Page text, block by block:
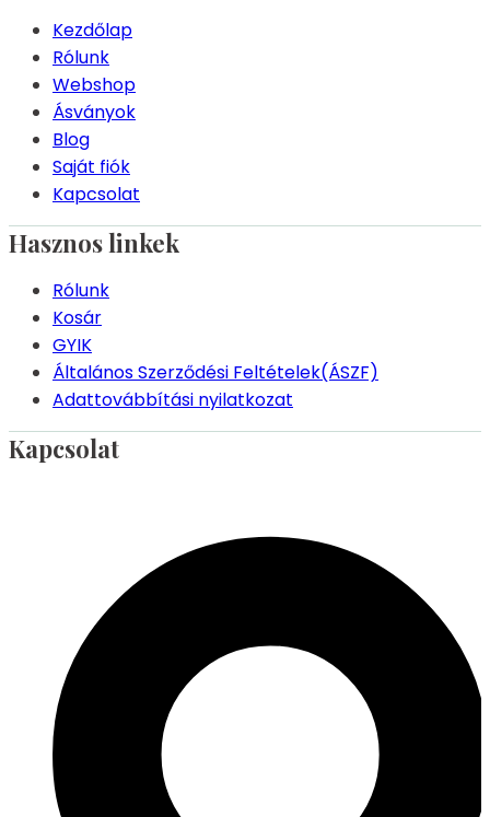
Kezdőlap
Rólunk
Webshop
Ásványok
Blog
Saját fiók
Kapcsolat
Hasznos linkek
Rólunk
Kosár
GYIK
Általános Szerződési Feltételek(ÁSZF)
Adattovábbítási nyilatkozat
Kapcsolat